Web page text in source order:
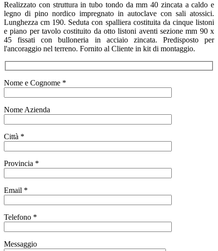
Realizzato con struttura in tubo tondo da mm 40 zincata a caldo e
legno di pino nordico impregnato in autoclave con sali atossici.
Lunghezza cm 190. Seduta con spalliera costituita da cinque listoni
e piano per tavolo costituito da otto listoni aventi sezione mm 90 x
45 fissati con bulloneria in acciaio zincata. Predisposto per
l'ancoraggio nel terreno. Fornito al Cliente in kit di montaggio.
Nome e Cognome *
Nome Azienda
Città *
Provincia *
Email *
Telefono *
Messaggio